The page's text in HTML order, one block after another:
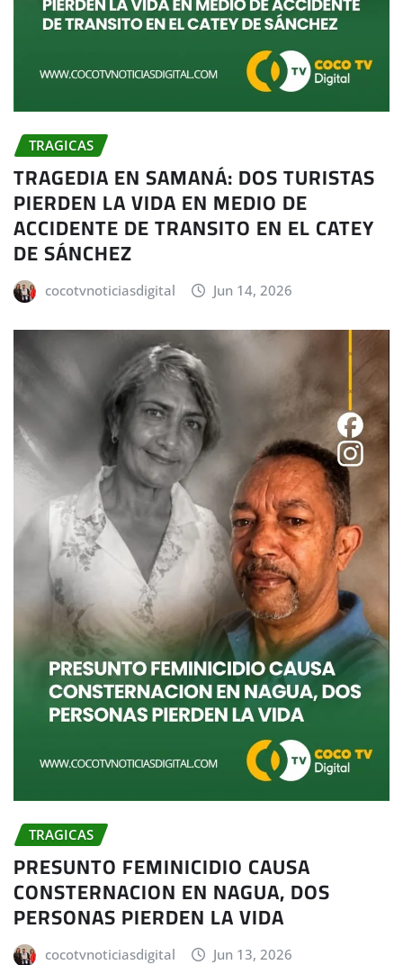
TRAGICAS
TRAGEDIA EN SAMANÁ: DOS TURISTAS
PIERDEN LA VIDA EN MEDIO DE
ACCIDENTE DE TRANSITO EN EL CATEY
DE SÁNCHEZ
cocotvnoticiasdigital Jun 14, 2026
TRAGICAS
PRESUNTO FEMINICIDIO CAUSA
CONSTERNACION EN NAGUA, DOS
PERSONAS PIERDEN LA VIDA
cocotvnoticiasdigital Jun 13, 2026